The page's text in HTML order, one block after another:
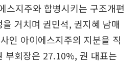
스지주와 합병시키는 구조개편
거치며 권민석, 권지혜 남매
인 아이에스지주의 지분을 직
부회장은 27.10%, 권 대표는